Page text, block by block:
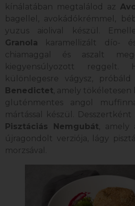
kínálatában megtalálod az
bagellel, avokádókrémmel,
yuzus aiolival készül.
Granola karamellizált dío- és
chiamaggal és aszalt
kiegyensúlyozott reggelt.
különlegesre vágysz,
Benedictet , amely
gluténmentes angol
mártással készül.
Pisztáciás Nemgubát ,
újragondolt verziója, lágy
morzsával.